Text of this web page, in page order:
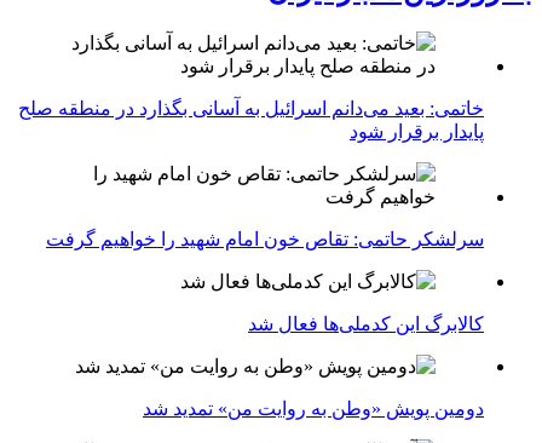
خاتمی: بعید می‌دانم اسرائیل به آسانی بگذارد در منطقه صلح
پایدار برقرار شود
سرلشکر حاتمی: تقاص خون امام شهید را خواهیم گرفت
کالابرگ این کدملی‌ها فعال شد
دومین پویش «وطن به روایت من» تمدید شد